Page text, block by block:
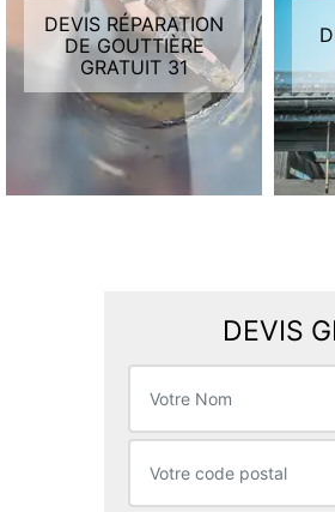
DEVIS RÉPARATION
DE GOUTTIÈRE
GRATUIT 31
DEVIS